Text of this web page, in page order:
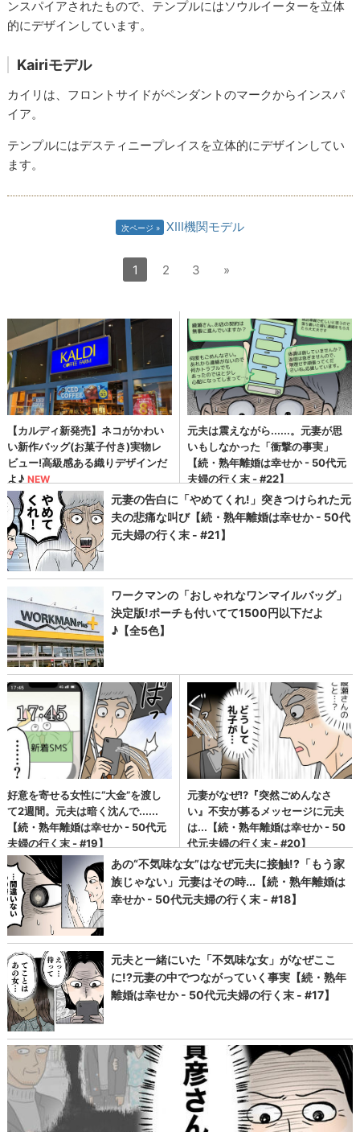
ンスパイアされたもので、テンプルにはソウルイーターを立体
的にデザインしています。
Kairiモデル
カイリは、フロントサイドがペンダントのマークからインスパ
イア。
テンプルにはデスティニープレイスを立体的にデザインしてい
ます。
次ページ XIII機関モデル
1 2 3 »